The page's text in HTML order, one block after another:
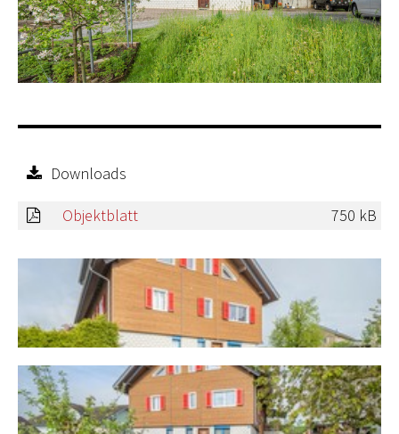
Downloads
Objektblatt 750 kB